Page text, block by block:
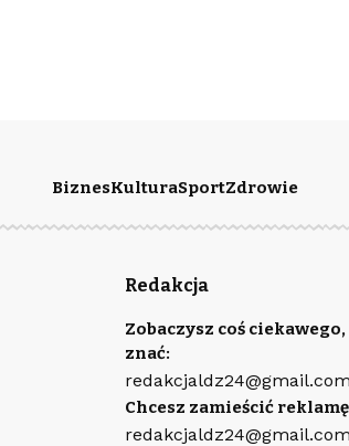
BiznesKulturaSportZdrowie
Redakcja
Zobaczysz coś
znać:
redakcjaldz24@gmail.com
Chcesz zamieścić
redakcjaldz24@gmail.com